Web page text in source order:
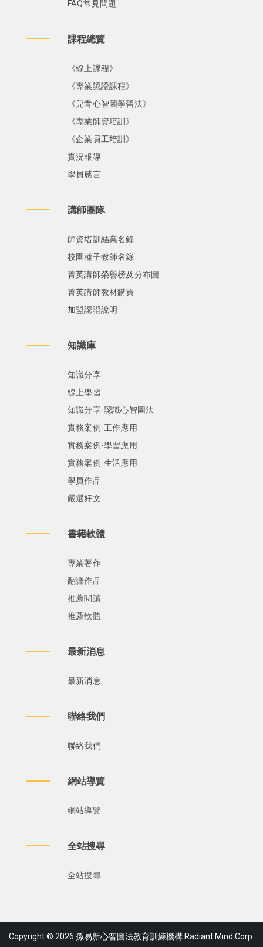
FAQ常見問題
課程總覽
《線上課程》
《專業認證課程》
《兒青心智圖學習法》
《專業師資培訓》
《企業員工培訓》
實況報導
學員感言
講師團隊
師資培訓結業名錄
校園種子教師名錄
菁英講師榮譽榜及分布圖
菁英講師教材購買
加盟認證說明
知識庫
知識分享
線上學習
知識分享-認識心智圖法
實務案例-工作應用
實務案例-學習應用
實務案例-生活應用
學員作品
嚴選好文
書籍軟體
專業著作
翻譯作品
推薦閱讀
推薦軟體
最新消息
最新消息
聯絡我們
聯絡我們
網站導覽
網站導覽
全站搜尋
全站搜尋
Copyright © 2026 孫易新心智圖法教育訓練機構 Radiant Mind Corp.